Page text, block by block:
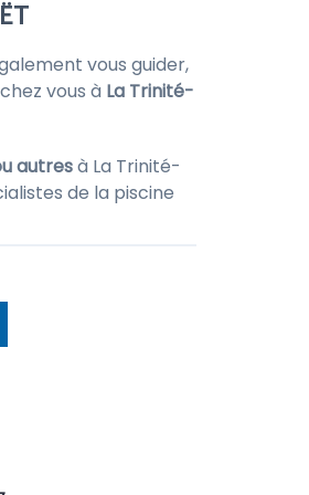
vous guider,
vous à La Trinité-
autresà La Trinité-
de la piscine